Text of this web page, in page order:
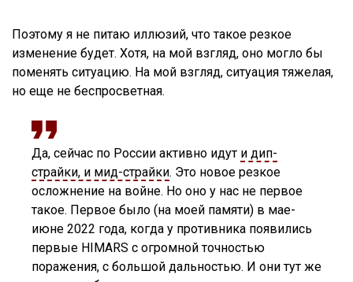
Поэтому я не питаю иллюзий, что такое резкое
изменение будет. Хотя, на мой взгляд, оно могло бы
поменять ситуацию. На мой взгляд, ситуация тяжелая,
но еще не беспросветная.
Да, сейчас по России активно идут и дип-
страйки, и мид-страйки. Это новое резкое
осложнение на войне. Но оно у нас не первое
такое. Первое было (на моей памяти) в мае-
июне 2022 года, когда у противника появились
первые HIMARS с огромной точностью
поражения, с большой дальностью. И они тут же